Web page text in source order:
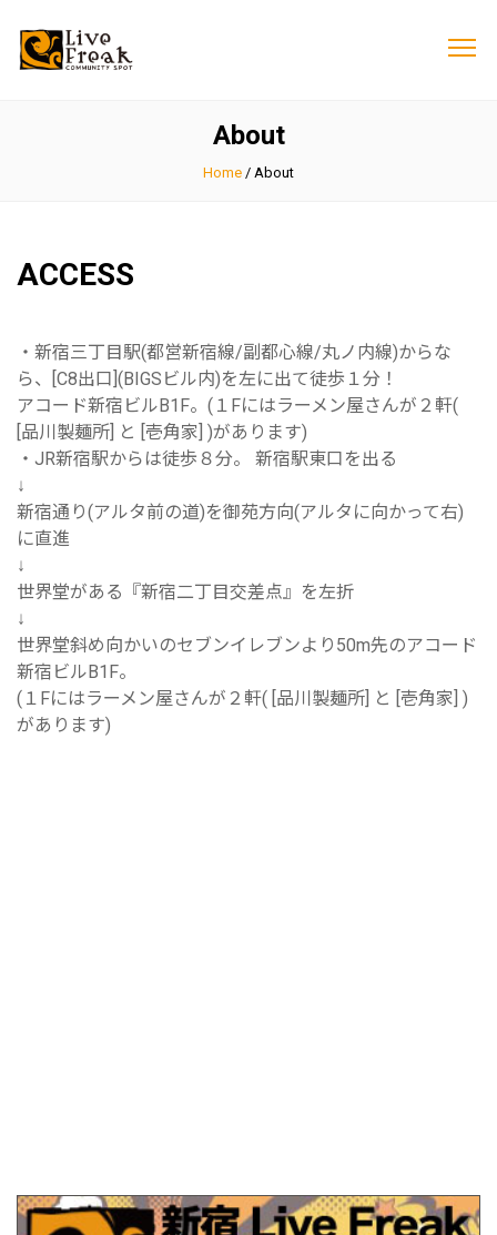
About
Home / About
ACCESS
・新宿三丁目駅(都営新宿線/副都心線/丸ノ内線)からな
ら、[C8出口](BIGSビル内)を左に出て徒歩１分！
アコード新宿ビルB1F。(１Fにはラーメン屋さんが２軒(
[品川製麺所] と [壱角家] )があります)
・JR新宿駅からは徒歩８分。 新宿駅東口を出る
↓
新宿通り(アルタ前の道)を御苑方向(アルタに向かって右)
に直進
↓
世界堂がある『新宿二丁目交差点』を左折
↓
世界堂斜め向かいのセブンイレブンより50m先のアコード
新宿ビルB1F。
(１Fにはラーメン屋さんが２軒( [品川製麺所] と [壱角家] )
があります)